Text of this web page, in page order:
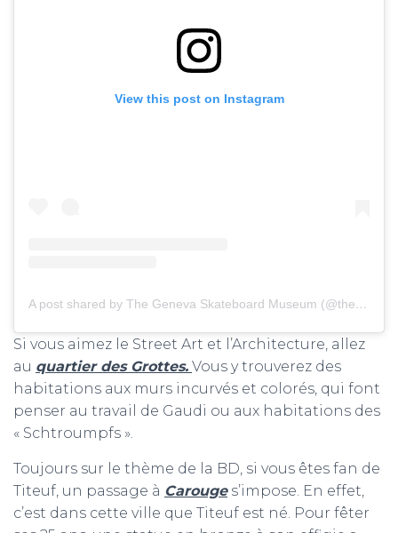
View this post on Instagram
A post shared by The Geneva Skateboard Museum (@thegenevaskateboardmuseum)
Si vous aimez le Street Art et l’Architecture, allez
au quartier des Grottes. Vous y trouverez des
habitations aux murs incurvés et colorés, qui font
penser au travail de Gaudi ou aux habitations des
« Schtroumpfs ».
Toujours sur le thème de la BD, si vous êtes fan de
Titeuf, un passage à Carouges’impose. En effet,
c’est dans cette ville que Titeuf est né. Pour fêter